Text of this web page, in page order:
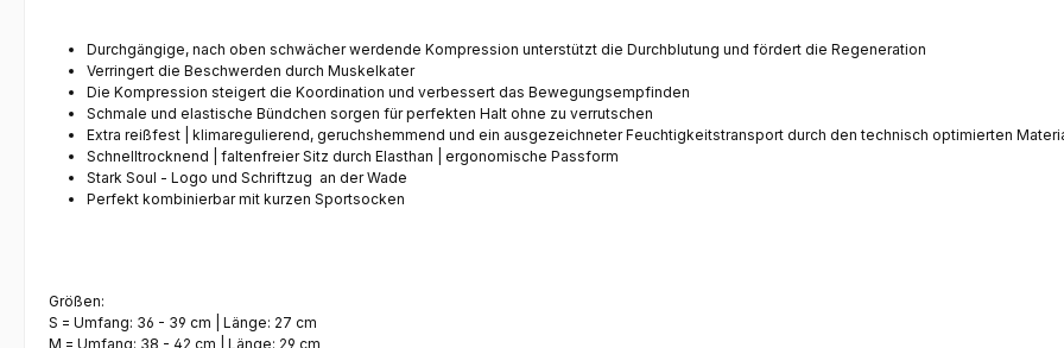
Durchgängige, nach oben schwächer werdende Kompression unterstützt die Durchblutung und fördert die Regeneration
Verringert die Beschwerden durch Muskelkater
Die Kompression steigert die Koordination und verbessert das Bewegungsempfinden
Schmale und elastische Bündchen sorgen für perfekten Halt ohne zu verrutschen
Extra reißfest | klimaregulierend, geruchshemmend und ein ausgezeichneter Feuchtigkeitstransport durch den technisch optimierten
Schnelltrocknend | faltenfreier Sitz durch Elasthan | ergonomische Passform
Stark Soul - Logo und Schriftzug an der Wade
Perfekt kombinierbar mit kurzen Sportsocken
Größen:
S = Umfang: 36 - 39 cm | Länge: 27 cm
M = Umfang: 38 - 42 cm | Länge: 29 cm